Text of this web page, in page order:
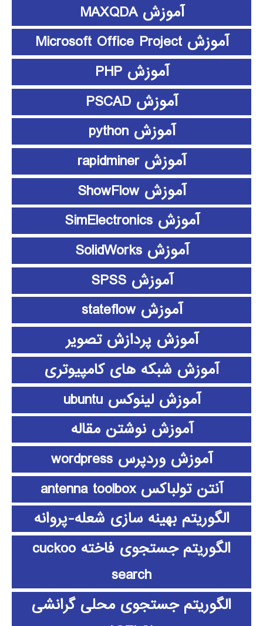
آموزش MAXQDA
آموزش Microsoft Office Project
آموزش PHP
آموزش PSCAD
آموزش python
آموزش rapidminer
آموزش ShowFlow
آموزش SimElectronics
آموزش SolidWorks
آموزش SPSS
آموزش stateflow
آموزش پردازش تصویر
آموزش شبکه های کامپیوتری
آموزش لینوکس ubuntu
آموزش نوشتن مقاله
آموزش وردپرس wordpress
آنتن تولباکس antenna toolbox
الگوریتم بهینه سازی شعله-پروانه
الگوریتم جستجوی فاخته cuckoo
search
الگوریتم جستجوی محلی گرانشی